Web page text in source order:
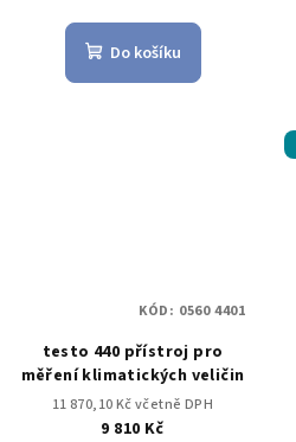
Do košíku
testo 440 přístroj pro
měření klimatických veličin
11 870,10 Kč včetně DPH
9 810 Kč
KÓD: 0560 4401